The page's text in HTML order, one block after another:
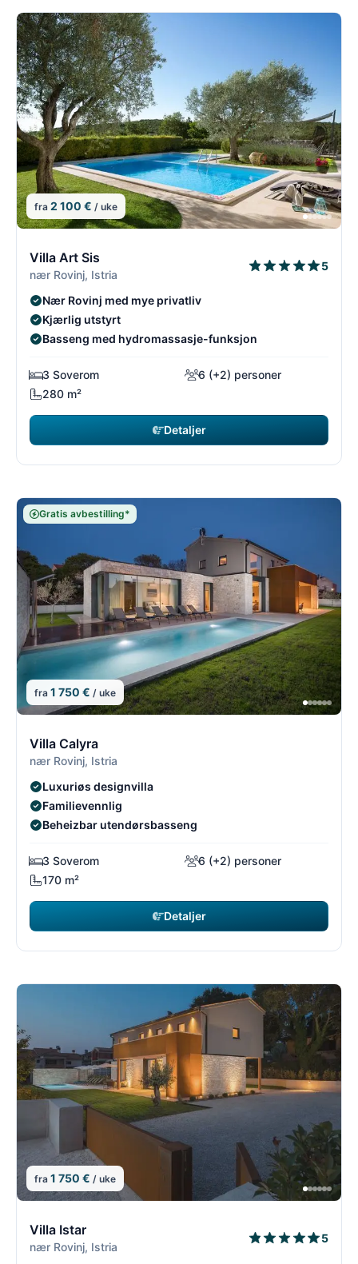
fra 2 100 € / uke
Villa Art Sis
nær Rovinj, Istria
5
Nær Rovinj med mye privatliv
Kjærlig utstyrt
Basseng med hydromassasje-funksjon
3 Soverom
6 (+2) personer
280 m²
Detaljer
Gratis avbestilling*
fra 1 750 € / uke
Villa Calyra
nær Rovinj, Istria
Luxuriøs designvilla
Familievennlig
Beheizbar utendørsbasseng
3 Soverom
6 (+2) personer
170 m²
Detaljer
fra 1 750 € / uke
Villa Istar
nær Rovinj, Istria
5